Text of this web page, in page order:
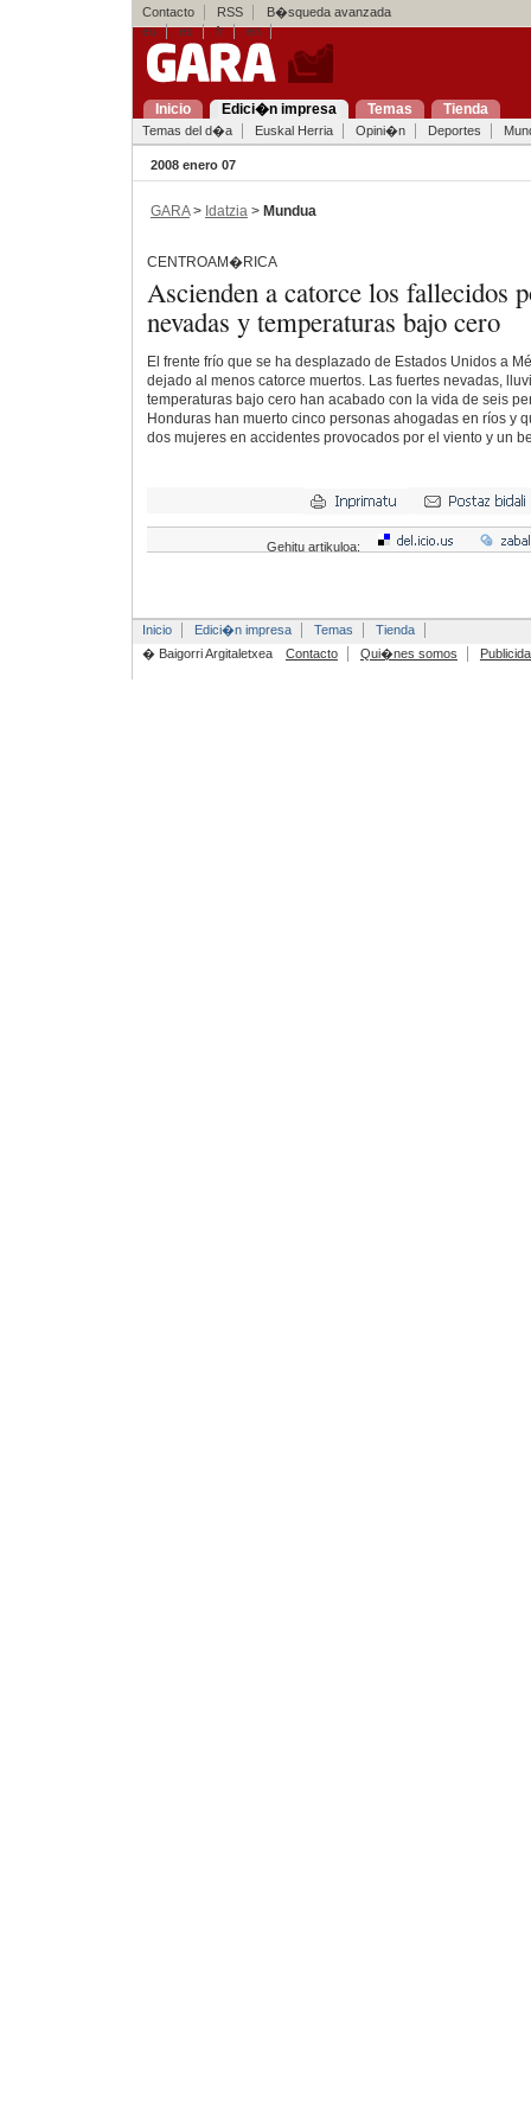
Contacto RSS
B�squeda avanzada
eu
es fr en
Inicio Edici�n impresa Temas Tienda
Temas del d�a Euskal Herria Opini�n Deportes
2008 enero 07
GARA> Idatzia > Mundua
CENTROAM�RICA
Ascienden a catorce los fallecidos
nevadas y temperaturas bajo cero
El frente frío que se ha desplazado de Estados Unidos a
dejado al menos catorce muertos. Las fuertes nevadas,
temperaturas bajo cero han acabado con la vida de seis
Honduras han muerto cinco personas ahogadas en ríos y
dos mujeres en accidentes provocados por el viento y un
Gehitu artikuloa:
Inicio Edici�n impresa Temas
Tienda
� Baigorri Argitaletxea
Contacto Qui�nes somos